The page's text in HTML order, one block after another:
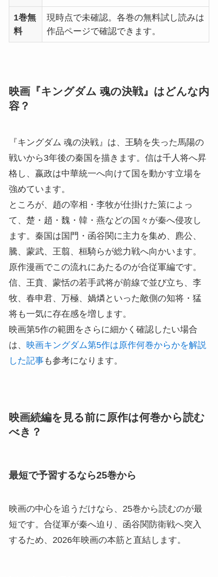
1巻無
料
現時点で未確認。各巻の無料試し読みは
作品ページで確認できます。
映画『キングダム 魂の決戦』はどんな内
容？
『キングダム 魂の決戦』は、王騎を失った馬陽の
戦いから3年後の秦国を描きます。信は千人将へ昇
格し、嬴政は中華統一へ向けて国を動かす立場を
強めています。
ところが、趙の宰相・李牧が仕掛けた策によっ
て、楚・趙・魏・韓・燕などの国々が秦へ侵攻し
ます。秦国は国門・函谷関に主力を集め、麃公、
騰、蒙武、王翦、桓騎らが総力戦へ向かいます。
原作漫画でこの流れにあたるのが合従軍編です。
信、王賁、蒙恬の若手武将が前線で並び立ち、李
牧、春申君、万極、媧燐といった敵側の知将・猛
将も一気に存在感を増します。
映画第5作の範囲をさらに細かく確認したい場合
は、 映画キングダム第5作は原作何巻からかを解説
した記事も参考になります。
映画続編を見る前に原作は何巻から読む
べき？
最短で予習するなら25巻から
映画の中心を追うだけなら、25巻から読むのが最
短です。合従軍が秦へ迫り、函谷関防衛戦へ突入
するため、2026年映画の本筋と直結します。